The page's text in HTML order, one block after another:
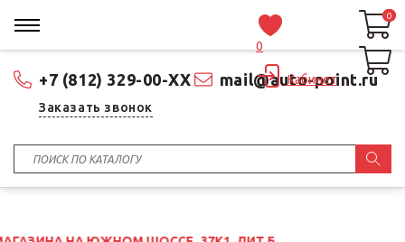
+7 (812) 329-00-XX mail@auto-point.ru
Заказать звонок
0
Кабинет
0
0